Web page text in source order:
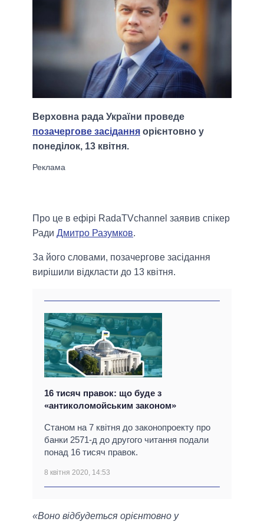
Верховна рада України проведе
позачергове засідання орієнтовно у
понеділок, 13 квітня.
Про це в ефірі RadaTVchannel заявив спікер
Ради Дмитро Разумков.
За його словами, позачергове засідання
вирішили відкласти до 13 квітня.
16 тисяч правок: що буде з
«антиколомойським законом»
Станом на 7 квітня до законопроекту про
банки 2571-д до другого читання подали
понад 16 тисяч правок.
8 квітня 2020, 14:53
«Воно відбудеться орієнтовно у